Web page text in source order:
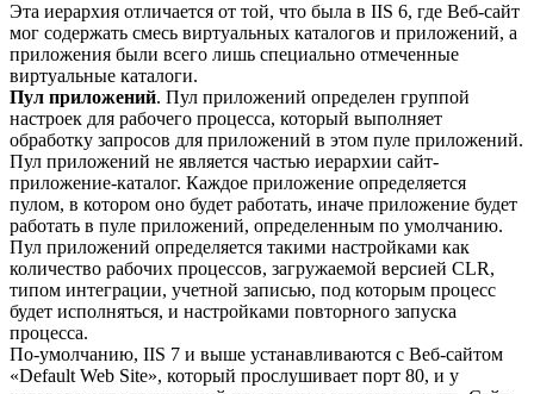
Эта иерархия отличается от той, что была в IIS 6, где Веб-сайт
мог содержать смесь виртуальных каталогов и приложений, а
приложения были всего лишь специально отмеченные
виртуальные каталоги.
Пул приложений. Пул приложений определен группой
настроек для рабочего процесса, который выполняет
обработку запросов для приложений в этом пуле приложений.
Пул приложений не является частью иерархии сайт-
приложение-каталог. Каждое приложение определяется
пулом, в котором оно будет работать, иначе приложение будет
работать в пуле приложений, определенным по умолчанию.
Пул приложений определяется такими настройками как
количество рабочих процессов, загружаемой версией CLR,
типом интеграции, учетной записью, под которым процесс
будет исполняться, и настройками повторного запуска
процесса.
По-умолчанию, IIS 7 и выше устанавливаются с Веб-сайтом
«Default Web Site», который прослушивает порт 80, и у